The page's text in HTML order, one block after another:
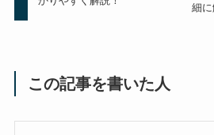
細に
この記事を書いた人